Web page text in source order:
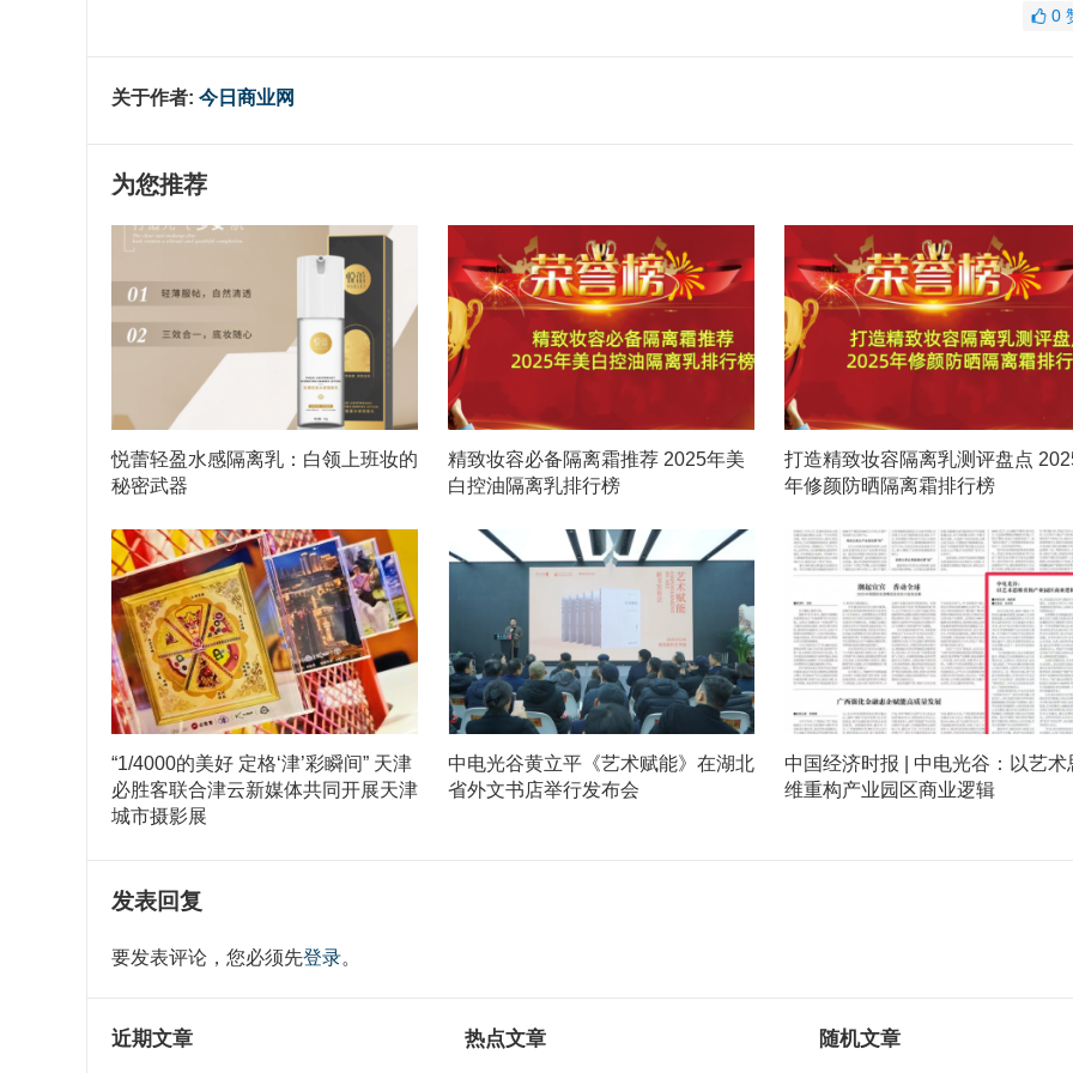
0
关于作者: 今日商业网
为您推荐
悦蕾轻盈水感隔离乳：白领上班妆的
秘密武器
精致妆容必备隔离霜推荐 2025年美
白控油隔离乳排行榜
打造精致妆容隔离乳测评盘点
年修颜防晒隔离霜排行榜
“1/4000的美好 定格‘津’彩瞬间” 天津
必胜客联合津云新媒体共同开展天津
城市摄影展
中电光谷黄立平《艺术赋能》在湖北
省外文书店举行发布会
中国经济时报 | 中电光谷：以艺术
维重构产业园区商业逻辑
发表回复
要发表评论，您必须先登录。
近期文章 热点文章 随机文章